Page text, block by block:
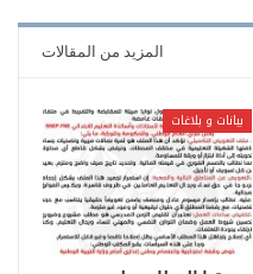
المزيد من المقالات
بيانات و بلاغات